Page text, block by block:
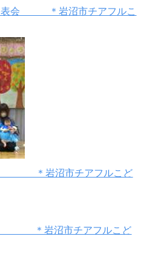
表会 ＊岩沼市チアフルこ
＊岩沼市チアフルこど
♪ ＊岩沼市チアフルこど